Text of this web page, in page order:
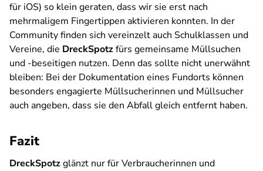
für iOS) so klein geraten, dass wir sie erst nach
mehrmaligem Fingertippen aktivieren konnten. In der
Community finden sich vereinzelt auch Schulklassen und
Vereine, die DreckSpotzfürs gemeinsame Müllsuchen
und -beseitigen nutzen. Denn das sollte nicht unerwähnt
bleiben: Bei der Dokumentation eines Fundorts können
besonders engagierte Müllsucherinnen und Müllsucher
auch angeben, dass sie den Abfall gleich entfernt haben.
Fazit
DreckSpotzglänzt nur für Verbraucherinnen und